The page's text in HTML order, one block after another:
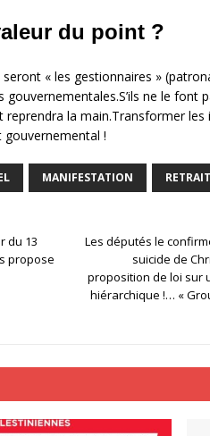
du point ?
« les gestionnaires »
gouvernementales.S’ils ne le font
reprendra la main.Transformer
!
MANIFESTATION
du 13
propose
Les députés le
suicide de
proposition de loi sur
hiérarchique !… «